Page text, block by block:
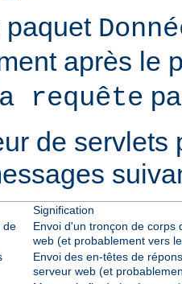
paquet
après le
requête
de servlets
Signification
de
Envoi d'un tronçon de corps
web (et probablement vers
Envoi des en-têtes de
serveur web (et